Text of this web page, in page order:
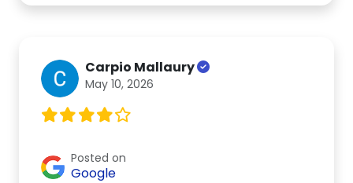
Carpio Mallaury
May 10, 2026
Posted on
Google